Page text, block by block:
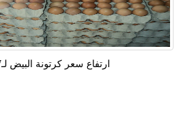
ارتفاع سعر كرتونة البيض لـ27 جنيها وكيلو